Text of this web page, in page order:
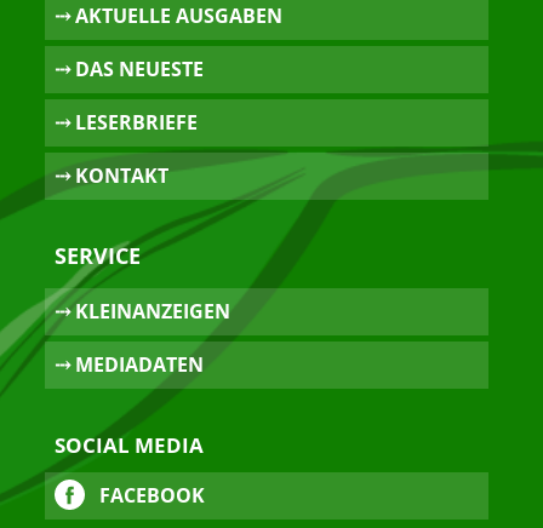
⤏ AKTUELLE AUSGABEN
⤏ DAS NEUESTE
⤏ LESERBRIEFE
⤏ KONTAKT
SERVICE
⤏ KLEINANZEIGEN
⤏ MEDIADATEN
SOCIAL MEDIA
FACEBOOK